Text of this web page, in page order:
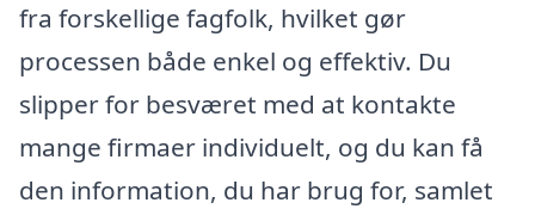
fra forskellige fagfolk, hvilket gør
processen både enkel og effektiv. Du
slipper for besværet med at kontakte
mange firmaer individuelt, og du kan få
den information, du har brug for, samlet